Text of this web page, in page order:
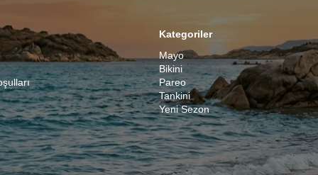
Kategoriler
Mayo
Bikini
Pareo
Tankini
Yeni Sezon